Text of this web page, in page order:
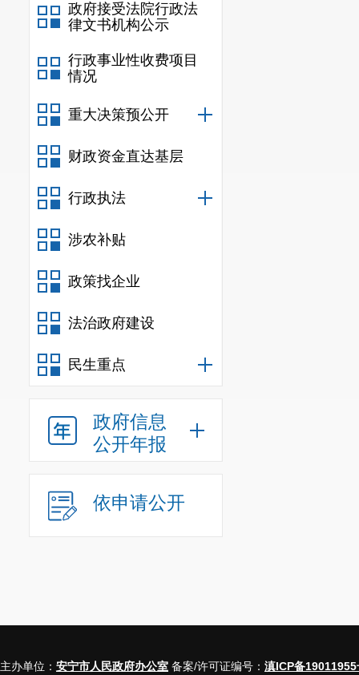
政府接受法院行政法
律文书机构公示
行政事业性收费项目
情况
重大决策预公开
财政资金直达基层
行政执法
涉农补贴
政策找企业
法治政府建设
民生重点
政府信息
公开年报
依申请公开
主办单位： 安宁市人民政府办公室 备案/许可证编号： 滇ICP备